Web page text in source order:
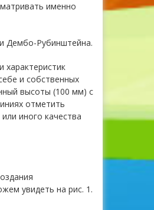
именно
Дембо-Рубинштейна.
характеристик
и собственных
высоты (100 мм) с
отметить
иного качества
увидеть на рис. 1.